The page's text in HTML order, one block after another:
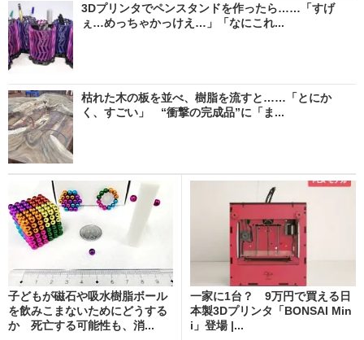
3Dプリンタでペンスタンドを作ったら……「すげ
ぇ…めっちゃかっけえ…」「なにこれ...
枯れた木の板を並べ、樹脂を流すと……「とにか
く、すごい」 “衝撃の完成品”に「ま...
子どもが磁石や吸水樹脂ボール
を飲みこまないためにどうする
か 死亡する可能性も、消...
一家に1台？ 9万円で買える日
本製3Dプリンタ「BONSAI Min
i」登場 |...